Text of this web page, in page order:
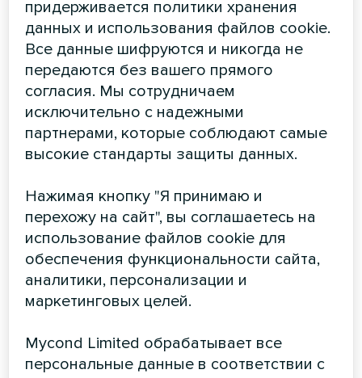
Увлажнитель с функцией
очистки HAVOK HEPA 400
Увлажнитель Mycond HAVOK HEPA 400 помогает
избавиться от сухого воздуха, вызывающего
дискомфорт, усталость и сухость кожи. Оснащен Wi-
Fi управлением, гигростатом, HEPA-фильтром, УФ-
лампой таймером и ночным режимом. Тихо работает,
подходит для спальни, детской и офиса, создавая
здоровую и уютную атмосферу.
ЧИТАТЬ ДАЛЕЕ
придерживается политики хранения
данных и использования файлов cookie.
Все данные шифруются и никогда не
передаются без вашего прямого
согласия. Мы сотрудничаем
исключительно с надежными
партнерами, которые соблюдают самые
высокие стандарты защиты данных.
Нажимая кнопку "Я принимаю и
перехожу на сайт", вы соглашаетесь на
использование файлов cookie для
обеспечения функциональности сайта,
аналитики, персонализации и
маркетинговых целей.
Mycond Limited обрабатывает все
персональные данные в соответствии с